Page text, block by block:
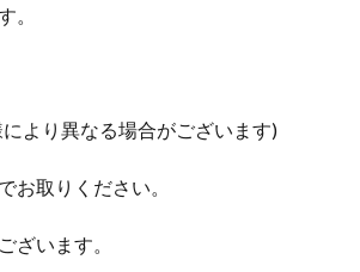
。
より異なる場合がございます)
お取りください。
います。